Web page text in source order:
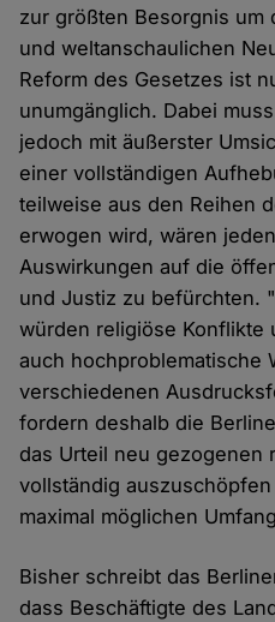
zur größten Besorgnis um
und weltanschaulichen
Reform des Gesetzes ist
unumgänglich. Dabei
jedoch mit äußerster
einer vollständigen
teilweise aus den Reihen
erwogen wird, wären
Auswirkungen auf die
und Justiz zu befürchten.
würden religiöse Konflikte
auch hochproblematische
verschiedenen
fordern deshalb die
das Urteil neu gezogenen
vollständig
maximal möglichen
Bisher schreibt das
dass Beschäftigte des